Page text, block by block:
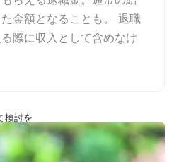
金額となることも。 退職
際に収入として含めなけ
検討を